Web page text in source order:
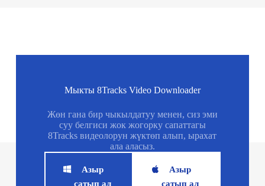
Мыкты 8Tracks Video Downloader
Жөн гана бир чыкылдатуу менен, сиз эми
суу белгиси жок жогорку сапаттагы
8Tracks видеолорун жүктөп алып, ырахат
ала аласыз.
Азыр
сатып ал
Азыр
сатып ал